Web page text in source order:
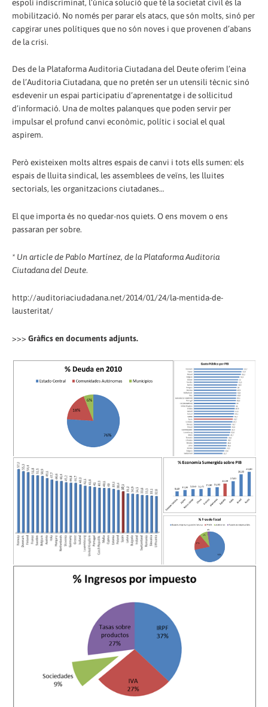
espoli indiscriminat, l’única solució que té la societat civil és la
mobilització. No només per parar els atacs, que són molts, sinó per
capgirar unes polítiques que no són noves i que provenen d’abans
de la crisi.
Des de la Plataforma Auditoria Ciutadana del Deute oferim l’eina
de l’Auditoria Ciutadana, que no pretén ser un utensili tècnic sinó
esdevenir un espai participatiu d’aprenentatge i de sol·licitud
d’informació. Una de moltes palanques que poden servir per
impulsar el profund canvi econòmic, polític i social el qual
aspirem.
Però existeixen molts altres espais de canvi i tots ells sumen: els
espais de lluita sindical, les assemblees de veïns, les lluites
sectorials, les organitzacions ciutadanes…
El que importa és no quedar-nos quiets. O ens movem o ens
passaran per sobre.
* Un article de Pablo Martínez, de la Plataforma Auditoria
Ciutadana del Deute.
http://auditoriaciudadana.net/2014/01/24/la-mentida-de-
lausteritat/
>>> Gràfics en documents adjunts.